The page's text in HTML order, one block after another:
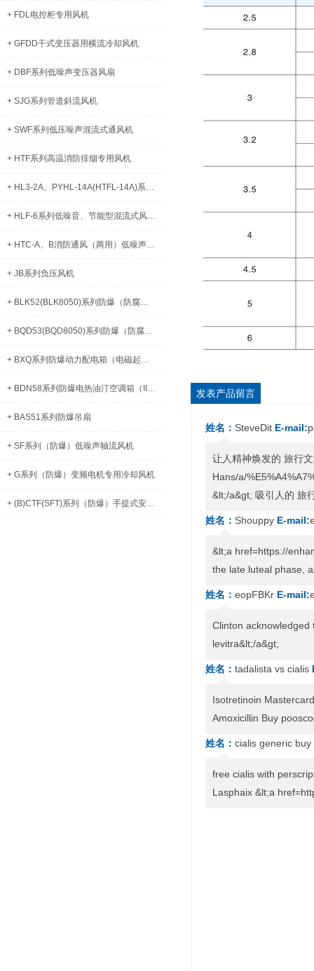
+ FDL电控柜专用风机
+ GFDD干式变压器用横流冷却风机
+ DBF系列低噪声变压器风扇
+ SJG系列管道斜流风机
+ SWF系列低压噪声混流式通风机
+ HTF系列高温消防排烟专用风机
+ HL3-2A、PYHL-14A(HTFL-14A)系列混流式高温排烟风机
+ HLF-6系列低噪音、节能型混流式风机箱
+ HTC-A、B消防通风（两用）低噪声柜式离心风机
+ JB系列负压风机
+ BLK52(BLK8050)系列防爆（防腐）断路器（IIB、IIC、DIP）
+ BQD53(BQD8050)系列防爆（防腐）电磁起动器（IIB、IIC、DIP）
+ BXQ系列防爆动力配电箱（电磁起动）（IIB、IIC、DIP）
+ BDN58系列防爆电热油汀空调箱（IIB）
+ BAS51系列防爆吊扇
+ SF系列（防爆）低噪声轴流风机
+ G系列（防爆）变频电机专用冷却风机
+ (B)CTF(SFT)系列（防爆）手提式安全轴流式通风机
发表产品留言
姓名： SteveDit E-mail:
让人精神焕发的 旅行
Hans/a/
&lt;/a&gt; 吸引人的 旅
姓名： Shouppy E-mail:
&lt;a href=https://
the late luteal phase,
姓名： eopFBKr E-mail:
Clinton acknowledged
levitra&lt;/a&gt;
姓名： tadalista vs cialis
Isotretinoin
Amoxicillin Buy
姓名： cialis generic buy
free cialis with
Lasphaix &lt;a